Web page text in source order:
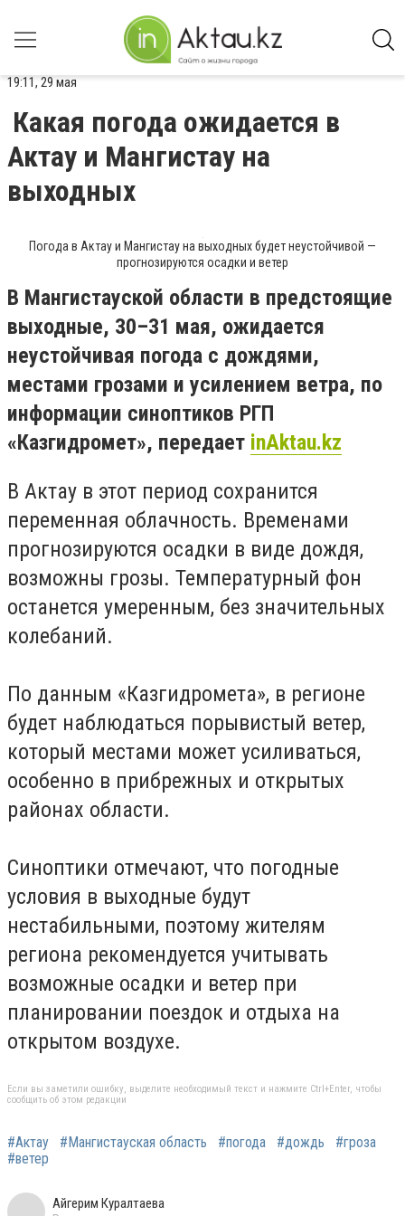
19:11, 29 мая
Какая погода ожидается в
Актау и Мангистау на
выходных
Погода в Актау и Мангистау на выходных будет неустойчивой —
прогнозируются осадки и ветер
В Мангистауской области в предстоящие
выходные, 30–31 мая, ожидается
неустойчивая погода с дождями,
местами грозами и усилением ветра, по
информации синоптиков РГП
«Казгидромет», передает inAktau.kz
В Актау в этот период сохранится
переменная облачность. Временами
прогнозируются осадки в виде дождя,
возможны грозы. Температурный фон
останется умеренным, без значительных
колебаний.
По данным «Казгидромета», в регионе
будет наблюдаться порывистый ветер,
который местами может усиливаться,
особенно в прибрежных и открытых
районах области.
Синоптики отмечают, что погодные
условия в выходные будут
нестабильными, поэтому жителям
региона рекомендуется учитывать
возможные осадки и ветер при
планировании поездок и отдыха на
открытом воздухе.
Если вы заметили ошибку, выделите необходимый текст и нажмите Ctrl+Enter, чтобы
сообщить об этом редакции
#Актау #Мангистауская область #погода #дождь
#гроза
#ветер
Айгерим Куралтаева